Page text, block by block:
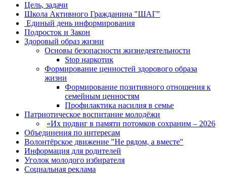
Цель, задачи
Школа Активного Гражданина "ШАГ"
Единый день информирования
Подросток и Закон
Здоровый образ жизни
Основы безопасности жизнедеятельности
Stop наркотик
Формирование ценностей здорового образа
жизни
Формирование позитивного отношения к
семейным ценностям
Профилактика насилия в семье
Патриотическое воспитание молодёжи
«Их подвиг в памяти потомков сохраним – 2026
Объединения по интересам
Волонтёрское движение "Не рядом, а вместе"
Информация для родителей
Уголок молодого избирателя
Социальная реклама